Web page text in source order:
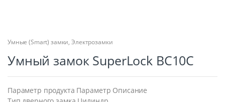
Умные (Smart) замки,Электрозамки
Умный замок SuperLock BC10C
Параметр продукта Параметр Описание